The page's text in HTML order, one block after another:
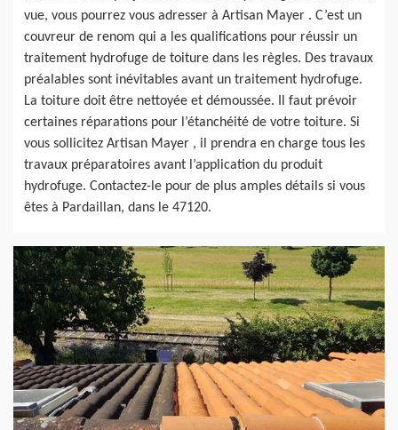
vue, vous pourrez vous adresser à Artisan Mayer . C’est un
couvreur de renom qui a les qualifications pour réussir un
traitement hydrofuge de toiture dans les règles. Des travaux
préalables sont inévitables avant un traitement hydrofuge.
La toiture doit être nettoyée et démoussée. Il faut prévoir
certaines réparations pour l’étanchéité de votre toiture. Si
vous sollicitez Artisan Mayer , il prendra en charge tous les
travaux préparatoires avant l’application du produit
hydrofuge. Contactez-le pour de plus amples détails si vous
êtes à Pardaillan, dans le 47120.